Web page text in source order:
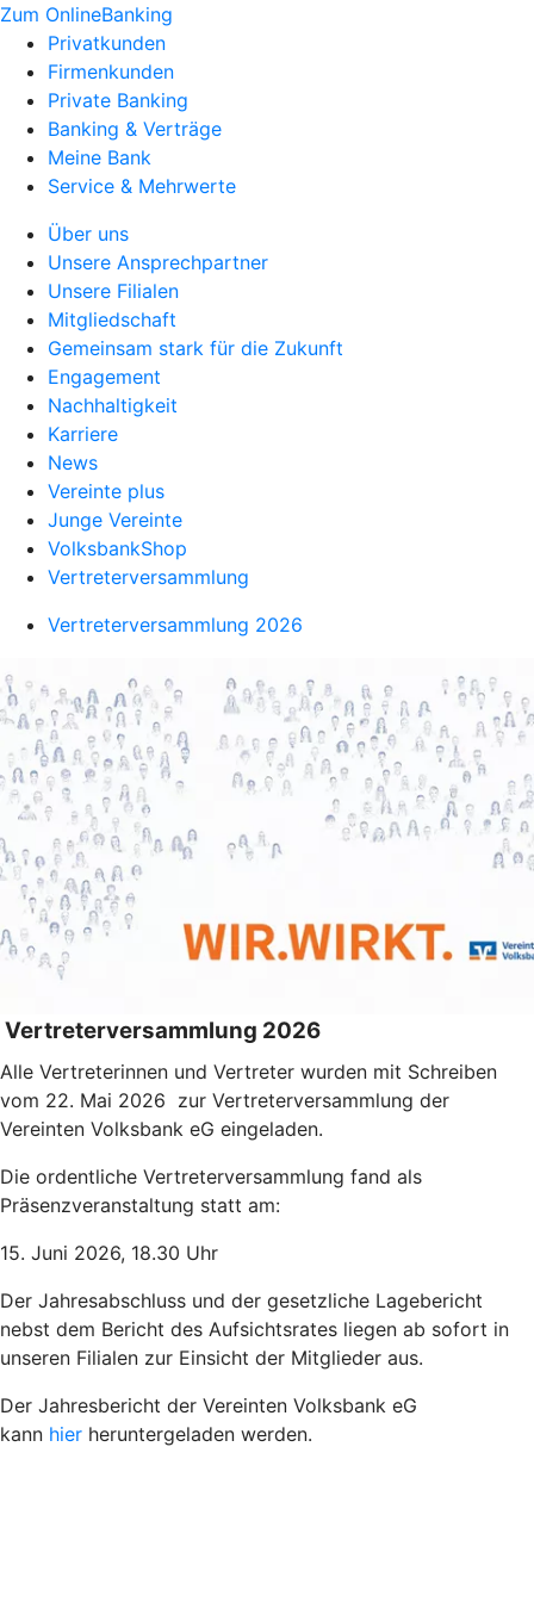
Zum OnlineBanking
Privatkunden
Firmenkunden
Private Banking
Banking & Verträge
Meine Bank
Service & Mehrwerte
Über uns
Unsere Ansprechpartner
Unsere Filialen
Mitgliedschaft
Gemeinsam stark für die Zukunft
Engagement
Nachhaltigkeit
Karriere
News
Vereinte plus
Junge Vereinte
VolksbankShop
Vertreterversammlung
Vertreterversammlung 2026
Vertreterversammlung 2026
Alle Vertreterinnen und Vertreter wurden mit Schreiben
vom 22. Mai 2026 zur Vertreterversammlung der
Vereinten Volksbank eG eingeladen.
Die ordentliche Vertreterversammlung fand als
Präsenzveranstaltung statt am:
15. Juni 2026, 18.30 Uhr
Der Jahresabschluss und der gesetzliche Lagebericht
nebst dem Bericht des Aufsichtsrates liegen ab sofort in
unseren Filialen zur Einsicht der Mitglieder aus.
Der Jahresbericht der Vereinten Volksbank eG
kann hier heruntergeladen werden.